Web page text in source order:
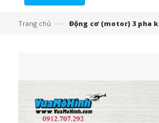
Trang chủ —› Động cơ (motor) 3 pha